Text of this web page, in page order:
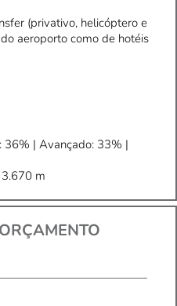
(privativo, helicóptero e
aeroporto como de hotéis
36% | Avançado: 33% |
m